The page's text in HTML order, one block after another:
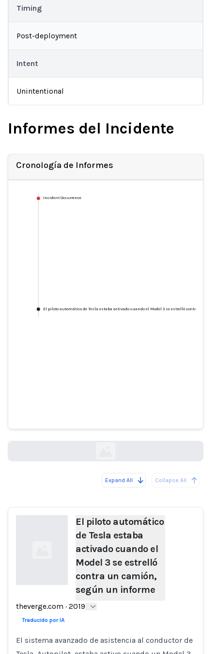
Timing
Post-deployment
Intent
Unintentional
Informes del Incidente
Cronología de Informes
Incident Occurrence
El piloto automático de Tesla estaba activado cuando el Model 3 se estrelló contra un
Expand All Collapse All
Loading...
El piloto automático
de Tesla estaba
activado cuando el
Model 3 se estrelló
contra un camión,
según un informe
theverge.com · 2019
Traducido por IA
El sistema avanzado de asistencia al conductor de